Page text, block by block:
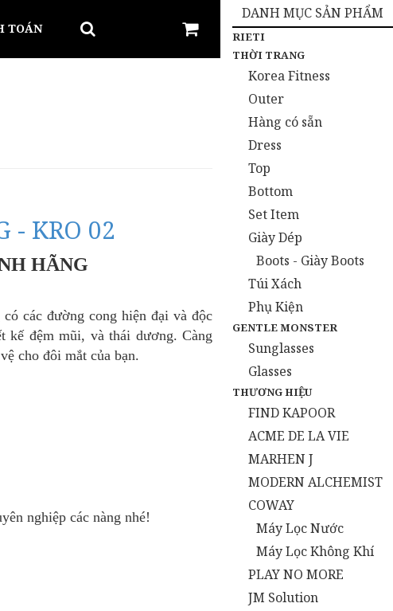
TOÁN
- KRO 02
HÃNG
các đường cong hiện đại và độc
kế đệm mũi, và thái dương. Càng
cho đôi mắt của bạn.
nghiệp các nàng nhé!
DANH MỤC SẢN PHẨM
RIETI
THỜI TRANG
Korea Fitness
Outer
Hàng có sẵn
Dress
Top
Bottom
Set Item
Giày Dép
Boots - Giày Boots
Túi Xách
Phụ Kiện
GENTLE MONSTER
Sunglasses
Glasses
THƯƠNG HIỆU
FIND KAPOOR
ACME DE LA VIE
MARHEN J
MODERN ALCHEMIST
COWAY
Máy Lọc Nước
Máy Lọc Không Khí
PLAY NO MORE
JM Solution